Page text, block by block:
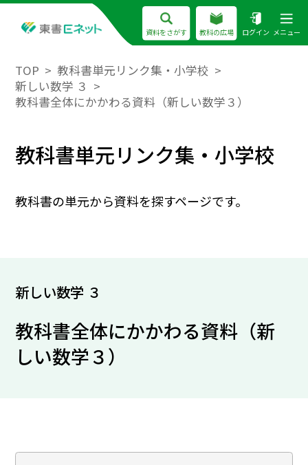
資料をさがす 教科の広場 ログイン メニュー
TOP
教科書単元リンク集・小学校
新しい数学 ３
教科書全体にかかわる資料（新しい数学３）
教科書単元リンク集・小学校
教科書の単元から資料を探すページです。
新しい数学 ３
教科書全体にかかわる資料（新
しい数学３）